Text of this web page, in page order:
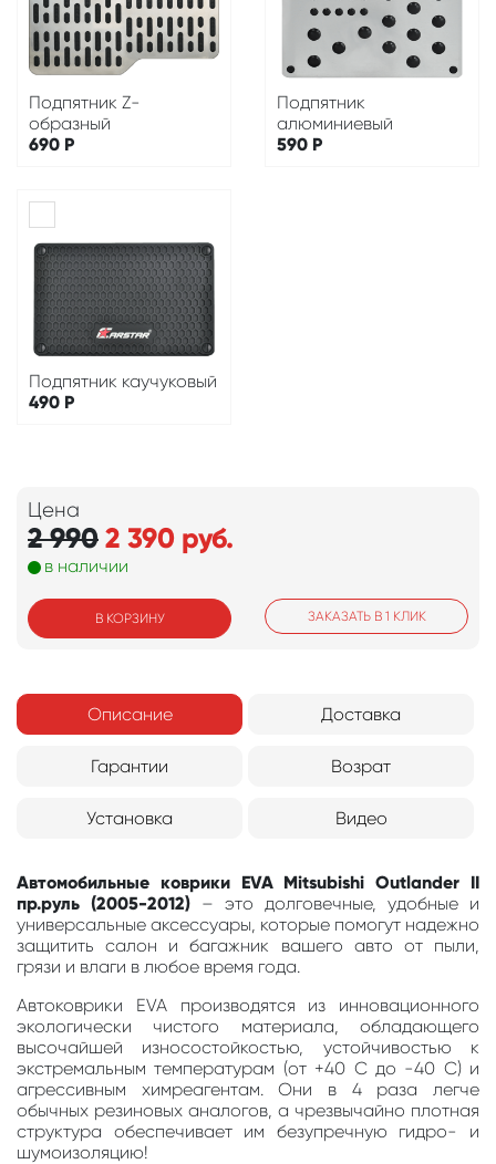
Подпятник Z-
образный
690 Р
Подпятник
алюминиевый
590 Р
Подпятник каучуковый
490 Р
Цена
2 9902 390 руб.
в наличии
В КОРЗИНУ ЗАКАЗАТЬ В 1 КЛИК
Описание Доставка
Гарантии Возрат
Установка Видео
Автомобильные коврики EVA Mitsubishi Outlander II
пр.руль (2005-2012) – это долговечные, удобные и
универсальные аксессуары, которые помогут надежно
защитить салон и багажник вашего авто от пыли,
грязи и влаги в любое время года.
Автоковрики EVA производятся из инновационного
экологически чистого материала, обладающего
высочайшей износостойкостью, устойчивостью к
экстремальным температурам (от +40 С до -40 С) и
агрессивным химреагентам. Они в 4 раза легче
обычных резиновых аналогов, а чрезвычайно плотная
структура обеспечивает им безупречную гидро- и
шумоизоляцию!